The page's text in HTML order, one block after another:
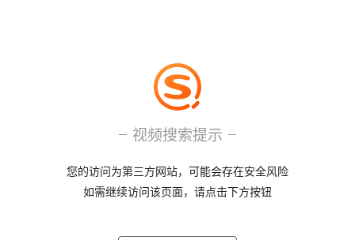
视频搜索提示
您的访问为第三方网站，可能会存在安全风险
如需继续访问该页面，请点击下方按钮